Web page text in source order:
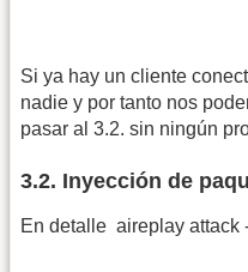
Si ya hay un cliente
nadie y por tanto nos
pasar al 3.2. sin ningún
3.2. Inyección de
En detalle aireplay attack